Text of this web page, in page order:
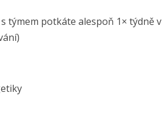
týmem potkáte alespoň 1× týdně v